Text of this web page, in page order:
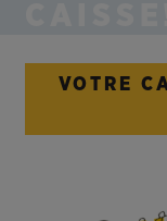
VOTRE